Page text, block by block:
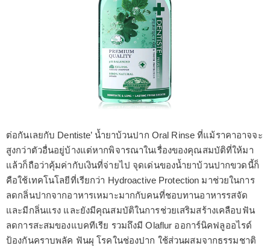
ต่อกันเลยกับ Dentiste’ น้ำยาบ้วนปาก Oral Rinse ที่แม้ราคาอาจจะ
สูงกว่าตัวอื่นอยู่บ้างแต่หากพิจารณาในเรื่องของคุณสมบัติที่ให้มา
แล้วก็ถือว่าคุ้มค่ากับเงินที่จ่ายไป จุดเด่นของน้ำยาบ้วนปากขวดนี้ก็
คือใช้เทคโนโลยีที่เรียกว่า Hydroactive Protection มาช่วยในการ
ลดกลิ่นปากจากอาหารเหมาะมากกับคนที่ชอบทานอาหารรสจัด
และมีกลิ่นแรง และยังมีคุณสมบัติในการช่วยเสริมสร้างเคลือบฟัน
ลดการสะสมของแบคทีเรีย รวมถึงมี Olaflur ออการ์นิคฟลูออไรด์
ป้องกันคราบพลัค ฟันผุ โรคในช่องปาก ใช้ส่วนผสมจากธรรมชาติ